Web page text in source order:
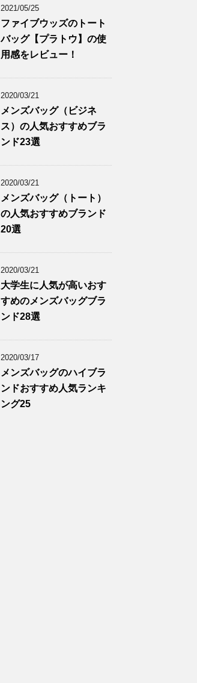
2021/05/25
ファイブウッズのトート
バッグ【プラトウ】の使
用感をレビュー！
2020/03/21
メンズバッグ（ビジネ
ス）の人気おすすめブラ
ンド23選
2020/03/21
メンズバッグ（トート）
の人気おすすめブランド
20選
2020/03/21
大学生に人気が高いおす
すめのメンズバッグブラ
ンド28選
2020/03/17
メンズバッグのハイブラ
ンドおすすめ人気ランキ
ング25